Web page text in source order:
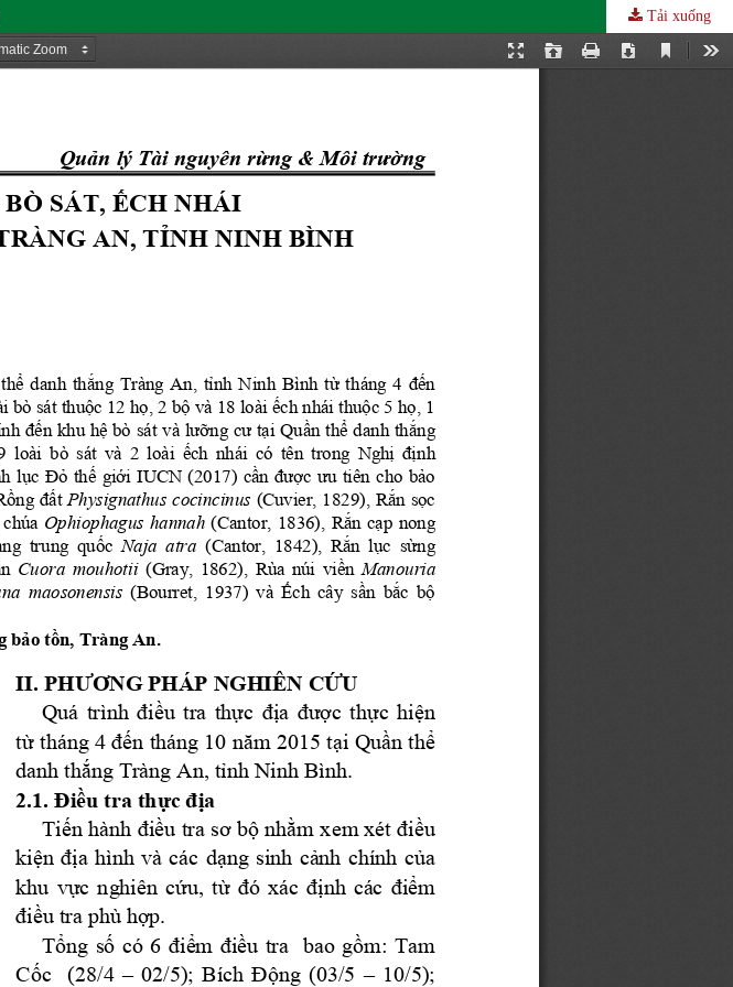
Tải xuống